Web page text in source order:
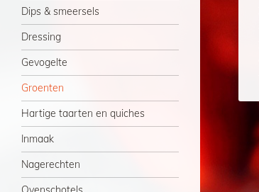
Dips & smeersels
Dressing
Gevogelte
Groenten
Hartige taarten en quiches
Inmaak
Nagerechten